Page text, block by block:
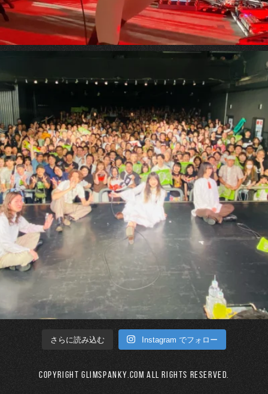
さらに読み込む Instagram でフォロー
Copyright GLIMSPANKY.COM All Rights Reserved.